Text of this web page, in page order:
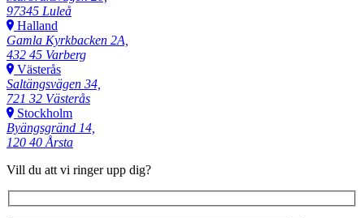
97345 Luleå
Halland
Gamla Kyrkbacken 2A,
432 45 Varberg
Västerås
Saltängsvägen 34,
721 32 Västerås
Stockholm
Byängsgränd 14,
120 40 Årsta
Vill du att vi ringer upp dig?